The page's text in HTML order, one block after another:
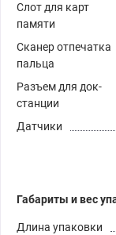
Слот для карт
памяти
Сканер отпечатка
пальца
Разъем для док-
станции
Датчики
Габариты и вес
Длина упаковки